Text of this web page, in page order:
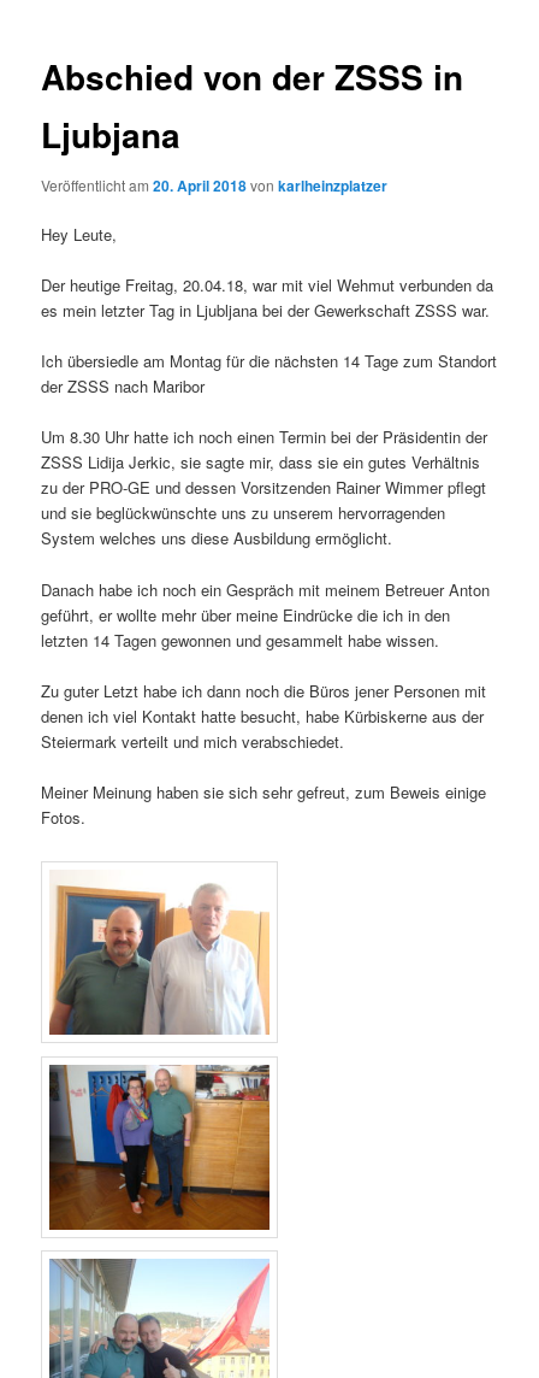
Abschied von der ZSSS in
Ljubjana
Veröffentlicht am20. April 2018vonkarlheinzplatzer
Hey Leute,
Der heutige Freitag, 20.04.18, war mit viel Wehmut verbunden da
es mein letzter Tag in Ljubljana bei der Gewerkschaft ZSSS war.
Ich übersiedle am Montag für die nächsten 14 Tage zum Standort
der ZSSS nach Maribor
Um 8.30 Uhr hatte ich noch einen Termin bei der Präsidentin der
ZSSS Lidija Jerkic, sie sagte mir, dass sie ein gutes Verhältnis
zu der PRO-GE und dessen Vorsitzenden Rainer Wimmer pflegt
und sie beglückwünschte uns zu unserem hervorragenden
System welches uns diese Ausbildung ermöglicht.
Danach habe ich noch ein Gespräch mit meinem Betreuer Anton
geführt, er wollte mehr über meine Eindrücke die ich in den
letzten 14 Tagen gewonnen und gesammelt habe wissen.
Zu guter Letzt habe ich dann noch die Büros jener Personen mit
denen ich viel Kontakt hatte besucht, habe Kürbiskerne aus der
Steiermark verteilt und mich verabschiedet.
Meiner Meinung haben sie sich sehr gefreut, zum Beweis einige
Fotos.